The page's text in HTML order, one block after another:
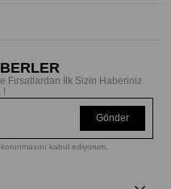
Fırsatlardan İlk Sizin Haberiniz
!
Gönder
korunmasını kabul ediyorum.